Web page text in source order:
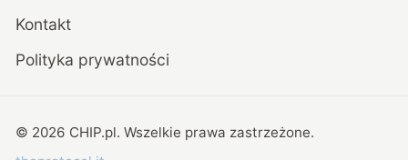
Kontakt
Polityka prywatności
© 2026 CHIP.pl. Wszelkie prawa zastrzeżone.